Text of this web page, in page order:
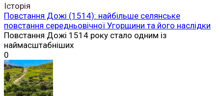
Історія
Повстання Дожі (1514): найбільше селянське
повстання середньовічної Угорщини та його наслідки
Повстання Дожі 1514 року стало одним із
наймасштабніших
0